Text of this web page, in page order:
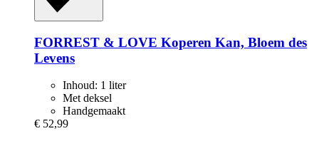
FORREST & LOVE Koperen Kan, Bloem des
Levens
Inhoud: 1 liter
Met deksel
Handgemaakt
€ 52,99